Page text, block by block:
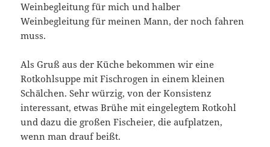
Weinbegleitung für mich und halber
Weinbegleitung für meinen Mann, der noch fahren
muss.
Als Gruß aus der Küche bekommen wir eine
Rotkohlsuppe mit Fischrogen in einem kleinen
Schälchen. Sehr würzig, von der Konsistenz
interessant, etwas Brühe mit eingelegtem Rotkohl
und dazu die großen Fischeier, die aufplatzen,
wenn man drauf beißt.